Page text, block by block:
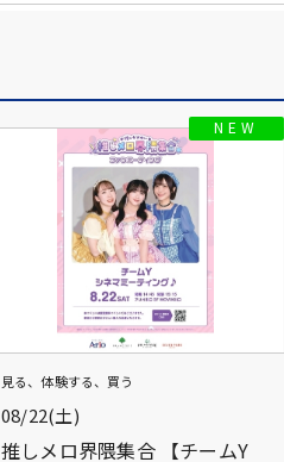
見る、体験する、買う
08/22(土)
推しメロ界隈集合 【チームY